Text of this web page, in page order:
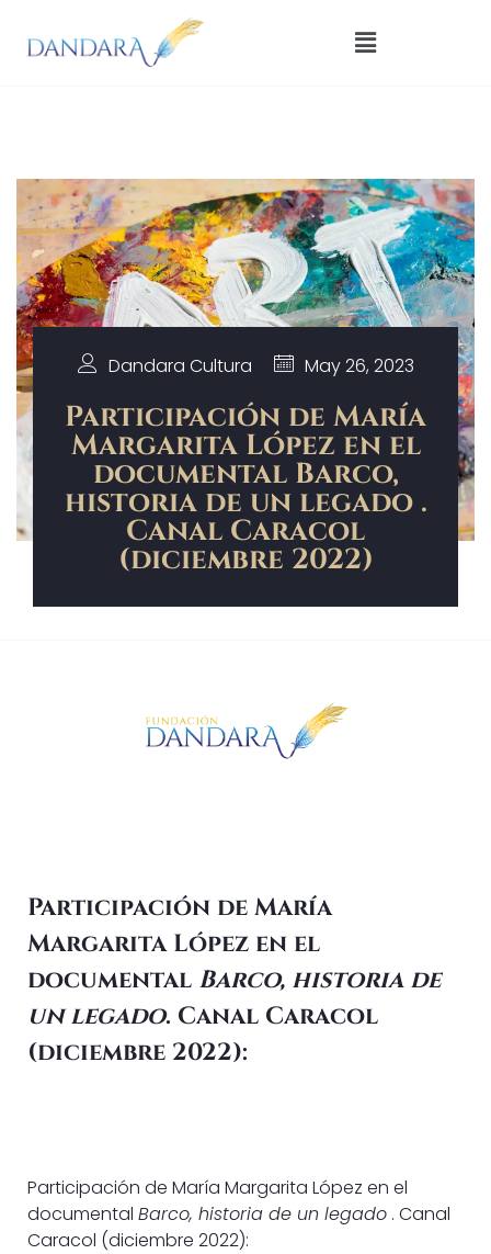
Dandara Cultura May 26, 2023
Participación de María
Margarita López en el
documental Barco,
historia de un legado .
Canal Caracol
(diciembre 2022)
Participación de María
Margarita López en el
documental Barco, historia de
un legado. Canal Caracol
(diciembre 2022):
Participación de María Margarita López en el
documental Barco, historia de un legado . Canal
Caracol (diciembre 2022):